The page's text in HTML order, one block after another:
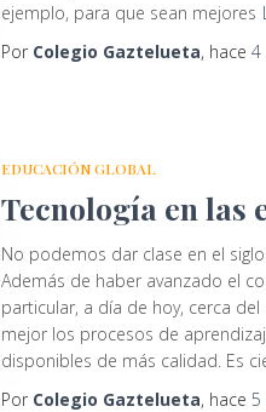
ejemplo, para que sean mejores
Por Colegio Gaztelueta, hace 4
EDUCACIÓN GLOBAL
Tecnología en las
No podemos dar clase en el
Además de haber avanzado el
particular, a día de hoy, cerca
mejor los procesos de
disponibles de más calidad. Es
Por Colegio Gaztelueta, hace 5